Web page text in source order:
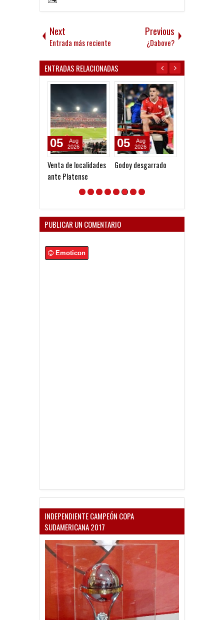
Next
Entrada más reciente
Previous
¿Dabove?
ENTRADAS RELACIONADAS
Venta de localidades
ante Platense
05
Aug
2026
Godoy desgarrado
05
Aug
2026
PUBLICAR UN COMENTARIO
Emoticon
INDEPENDIENTE CAMPEÓN COPA
SUDAMERICANA 2017